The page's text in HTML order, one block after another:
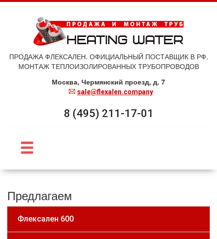
ПРОДАЖА ФЛЕКСАЛЕН. ОФИЦИАЛЬНЫЙ ПОСТАВЩИК В РФ.
МОНТАЖ ТЕПЛОИЗОЛИРОВАННЫХ ТРУБОПРОВОДОВ
Москва, Чермянский проезд, д. 7
sale@flexalen.company
8 (495) 211-17-01
Предлагаем
Флексален 600